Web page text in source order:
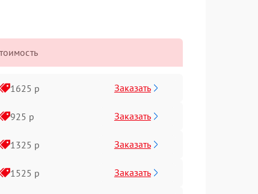
1625 р Заказать
925 р Заказать
1325 р Заказать
1525 р Заказать